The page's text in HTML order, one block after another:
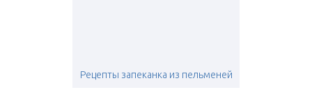
Рецепты запеканка из пельменей